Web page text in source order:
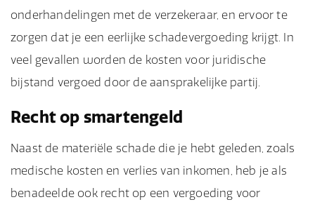
onderhandelingen met de verzekeraar, en ervoor te
zorgen dat je een eerlijke schadevergoeding krijgt. In
veel gevallen worden de kosten voor juridische
bijstand vergoed door de aansprakelijke partij.
Recht op smartengeld
Naast de materiële schade die je hebt geleden, zoals
medische kosten en verlies van inkomen, heb je als
benadeelde ook recht op een vergoeding voor